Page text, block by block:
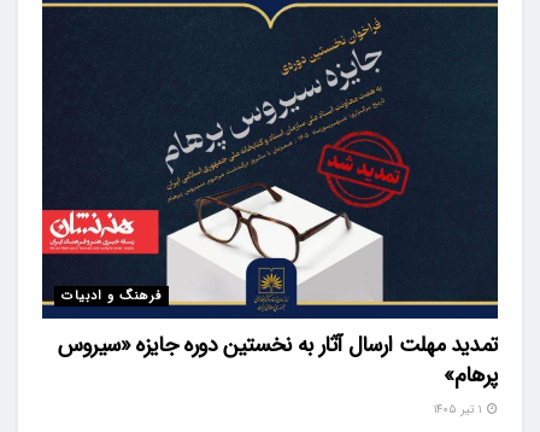
فرهنگ و ادبیات
تمدید مهلت ارسال آثار به نخستین دوره جایزه «سیروس
پرهام»